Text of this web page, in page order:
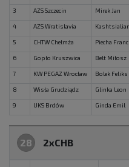
3
AZS Szczecin Mirek Jan
4
AZS Wratislavia
5
CHTW Chełmża Piecha
6
Gopło Kruszwica Belt Miłosz
7
KW PEGAZ Wrocław Bolek Feliks
8
Wisła Grudziądz Glinka Leon
9
UKS Brdów Ginda Emil
28 2xCHB